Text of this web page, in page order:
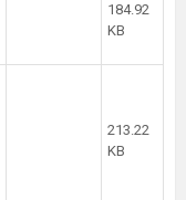
184.92
KB
213.22
KB